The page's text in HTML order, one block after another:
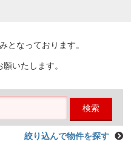
となっております。
いたします。
検索
絞り込んで物件を探す